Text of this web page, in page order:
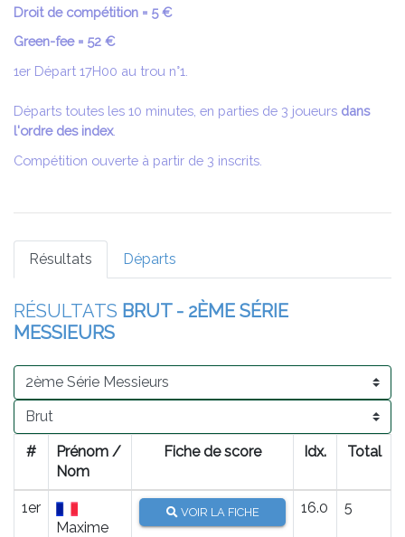
Droit de compétition = 5 €
Green-fee = 52 €
1er Départ 17H00 au trou n°1.
Départs toutes les 10 minutes, en parties de 3 joueurs dans
l'ordre des index.
Compétition ouverte à partir de 3 inscrits.
Résultats Départs
RÉSULTATS BRUT - 2ÈME SÉRIE
MESSIEURS
#
Prénom /
Nom
Fiche de score Idx. Total
1er
Maxime
VOIR LA FICHE 16.0 5